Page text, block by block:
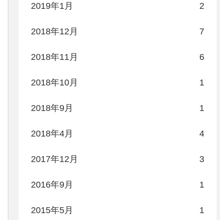
2019年1月 2
2018年12月 7
2018年11月 6
2018年10月 1
2018年9月 1
2018年4月 4
2017年12月 3
2016年9月 1
2015年5月 1